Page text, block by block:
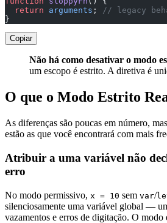
  return
arguments ;
// legacy
}
Copiar
Não há como desativar o modo
um escopo é estrito. A diretiva é
O que o Modo Estrito
As diferenças são poucas em número,
estão as que você encontrará com mais
Atribuir a uma variável não
erro
No modo permissivo, x = 10 sem var/
silenciosamente uma variável global —
vazamentos e erros de digitação. O modo